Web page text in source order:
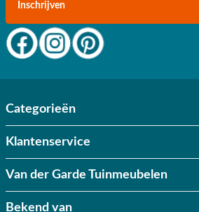
Inschrijven
Categorieën
Klantenservice
Van der Garde Tuinmeubelen
Bekend van